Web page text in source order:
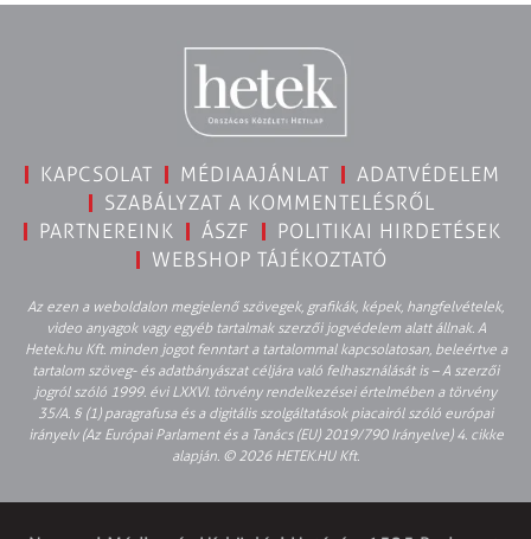
KAPCSOLAT MÉDIAAJÁNLAT
ADATVÉDELEM
SZABÁLYZAT A KOMMENTELÉSRŐL
PARTNEREINK
ÁSZF
POLITIKAI HIRDETÉSEK
WEBSHOP TÁJÉKOZTATÓ
Az ezen a weboldalon megjelenő szövegek, grafikák, képek, hangfelvételek,
video anyagok vagy egyéb tartalmak szerzői jogvédelem alatt állnak. A
Hetek.hu Kft. minden jogot fenntart a tartalommal kapcsolatosan, beleértve a
tartalom szöveg- és adatbányászat céljára való felhasználását is – A szerzői
jogról szóló 1999. évi LXXVI. törvény rendelkezései értelmében a törvény
35/A. § (1) paragrafusa és a digitális szolgáltatások piacairól szóló európai
irányelv (Az Európai Parlament és a Tanács (EU) 2019/790 Irányelve) 4. cikke
alapján. © 2026 HETEK.HU Kft.